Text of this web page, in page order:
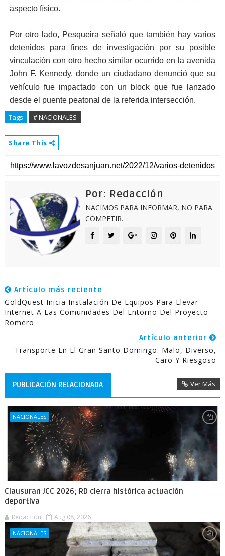
aspecto físico.
Por otro lado, Pesqueira señaló que también hay varios
detenidos para fines de investigación por su posible
vinculación con otro hecho similar ocurrido en la avenida
John F. Kennedy, donde un ciudadano denunció que su
vehículo fue impactado con un block que fue lanzado
desde el puente peatonal de la referida intersección.
Tags # NACIONALES
Share This
Por: Redacción
NACIMOS PARA INFORMAR, NO PARA
COMPETIR.
Artículo más reciente
GoldQuest Inicia Instalación De Equipos Para Llevar
Internet A Las Comunidades Del Entorno Del Proyecto
Romero
Artículo anterior
Transporte En El Gran Santo Domingo: Malo, Diverso,
Caro Y Riesgoso
PUBLICACIÓN RELACIONADA Ver Más
NACIONALES
Clausuran JCC 2026; RD cierra histórica actuación
deportiva
Redacción Aug 08, 2026
NACIONALES